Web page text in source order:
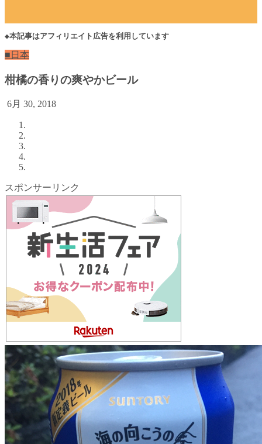
◆本記事はアフィリエイト広告を利用しています
■日本
柑橘の香りの爽やかビール
6月 30, 2018
スポンサーリンク